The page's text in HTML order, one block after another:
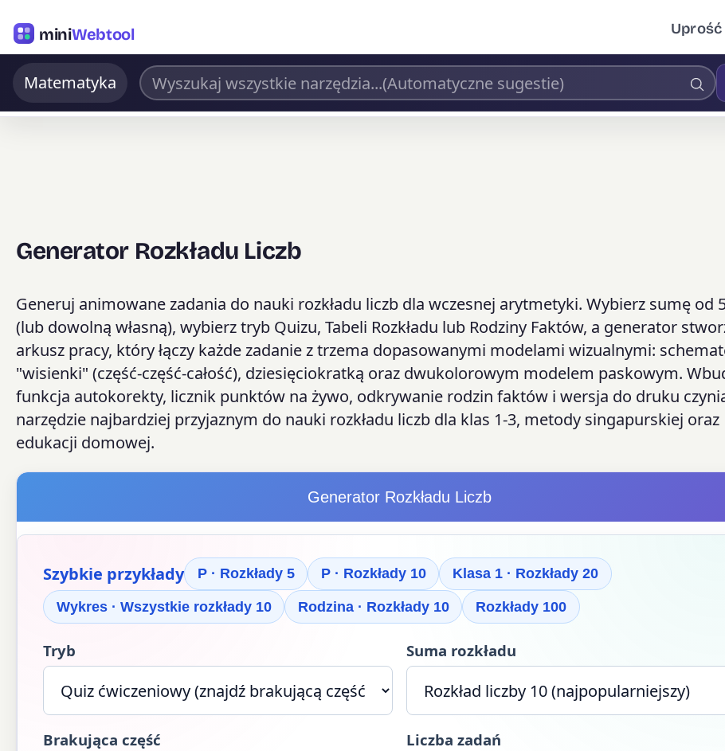
miniWebtool
Matematyka
Generator Rozkładu Liczb
Generuj animowane zadania do nauki rozkładu liczb dla wczesnej arytmetyki. Wybierz sumę od
(lub dowolną własną), wybierz tryb Quizu, Tabeli Rozkładu lub Rodziny Faktów, a generator
arkusz pracy, który łączy każde zadanie z trzema dopasowanymi modelami wizualnymi:
"wisienki" (część-część-całość), dziesięciokratką oraz dwukolorowym modelem paskowym.
funkcja autokorekty, licznik punktów na żywo, odkrywanie rodzin faktów i wersja do druku
narzędzie najbardziej przyjaznym do nauki rozkładu liczb dla klas 1-3, metody singapurskiej oraz
edukacji domowej.
Generator Rozkładu Liczb
Szybkie przykłady P · Rozkłady 5 P · Rozkłady 10 Klasa 1 · Rozkłady 20
Wykres · Wszystkie rozkłady 10 Rodzina · Rozkłady 10 Rozkłady 100
Tryb Suma rozkładu
Brakująca część Liczba zadań